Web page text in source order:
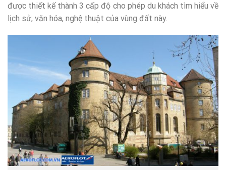
được thiết kế thành 3 cấp độ cho phép du khách tìm hiểu về
lịch sử, văn hóa, nghệ thuật của vùng đất này.